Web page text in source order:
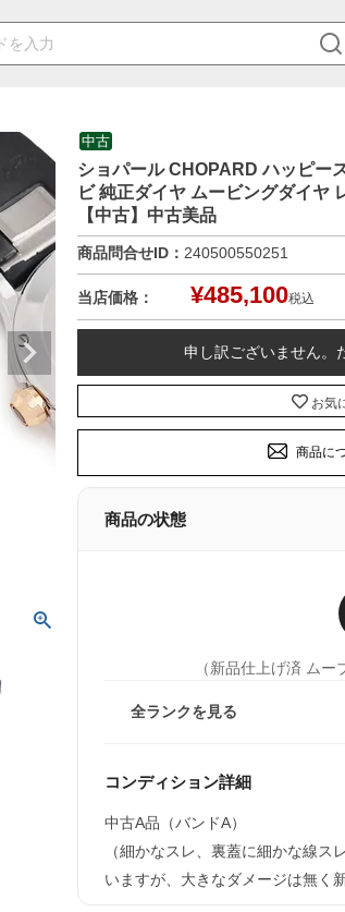
中古
ショパール CHOPARD ハッピー
ビ 純正ダイヤ ムービングダイヤ
【中古】中古美品
商品問合せID： 240500550251
当店価格： ¥485,100税込
申し訳ございません。
お気
商品に
商品の状態
（新品仕上げ済 ムー
全ランクを見る
コンディション詳細
中古A品（バンドA）
（細かなスレ、裏蓋に細かな線
いますが、大きなダメージは無く